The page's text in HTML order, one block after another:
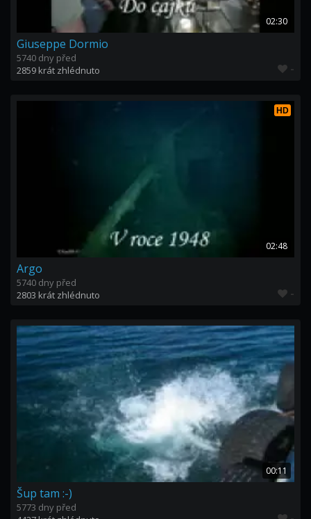
02:30
Giuseppe Dormio
5740 dny před
2859 krát zhlédnuto
-
HD
02:48
Argo
5740 dny před
2803 krát zhlédnuto
-
00:11
Šup tam :-)
5773 dny před